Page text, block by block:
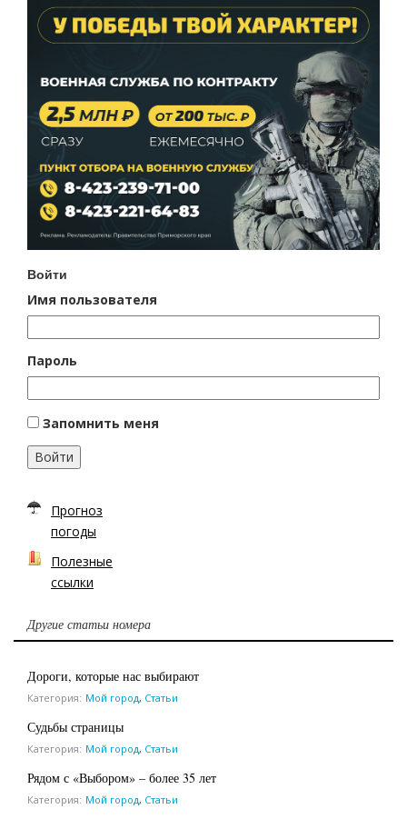
Войти
Имя пользователя
Пароль
Запомнить меня
Войти
Прогноз
погоды
Полезные
ссылки
Другие статьи номера
Дороги, которые нас выбирают
Категория: Мой город, Статьи
Судьбы страницы
Категория: Мой город, Статьи
Рядом с «Выбором» – более 35 лет
Категория: Мой город, Статьи